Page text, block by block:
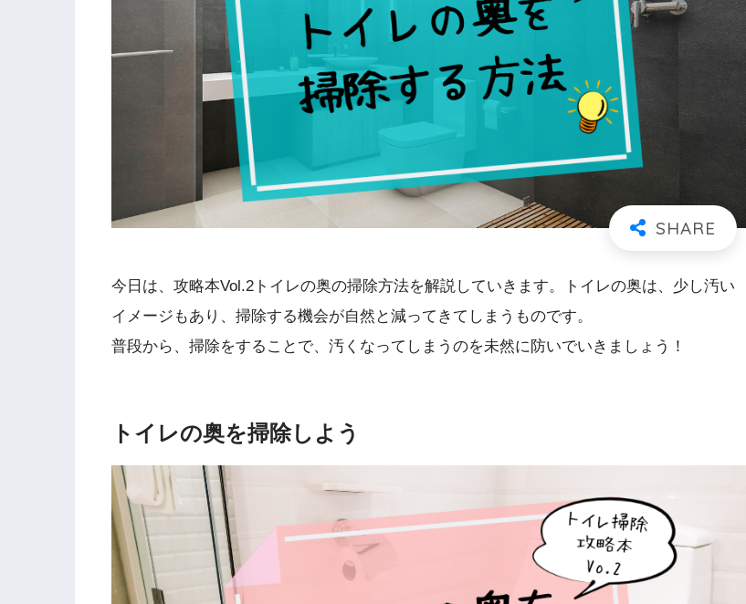
今日は、攻略本Vol.2トイレの奥の掃除方法を解説していきます。トイレの奥は、少し汚い
イメージもあり、掃除する機会が自然と減ってきてしまうものです。
普段から、掃除をすることで、汚くなってしまうのを未然に防いでいきましょう！
トイレの奥を掃除しよう